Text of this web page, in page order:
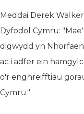
Meddai Derek
Dyfodol Cymru:
digwydd yn
ac i adfer ein
o'r enghreifftiau
Cymru."